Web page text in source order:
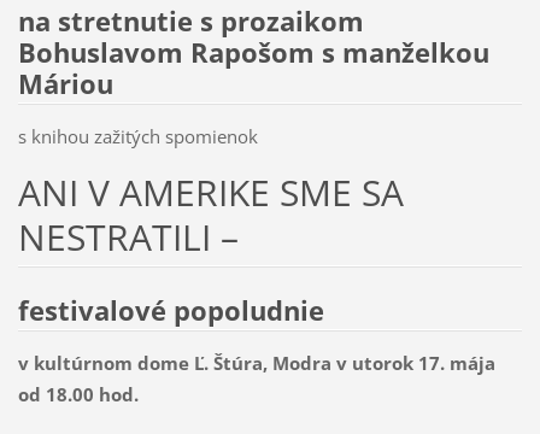
na stretnutie s prozaikom
Bohuslavom Rapošom s manželkou
Máriou
s knihou zažitých spomienok
ANI V AMERIKE SME SA
NESTRATILI –
festivalové popoludnie
v kultúrnom dome Ľ. Štúra, Modra v utorok 17. mája
od 18.00 hod.